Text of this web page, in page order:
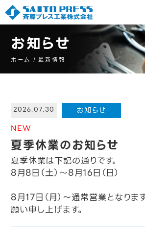
お知らせ
ホーム 最新情報
2026.07.30
お知らせ
NEW
夏季休業のお知らせ
夏季休業は下記の通りです。
8月8日（土）～8月16日（日）
8月17日（月）～通常営業となりま
願い申し上げます。